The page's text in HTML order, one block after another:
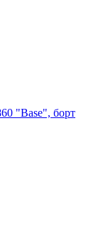
"Base", борт